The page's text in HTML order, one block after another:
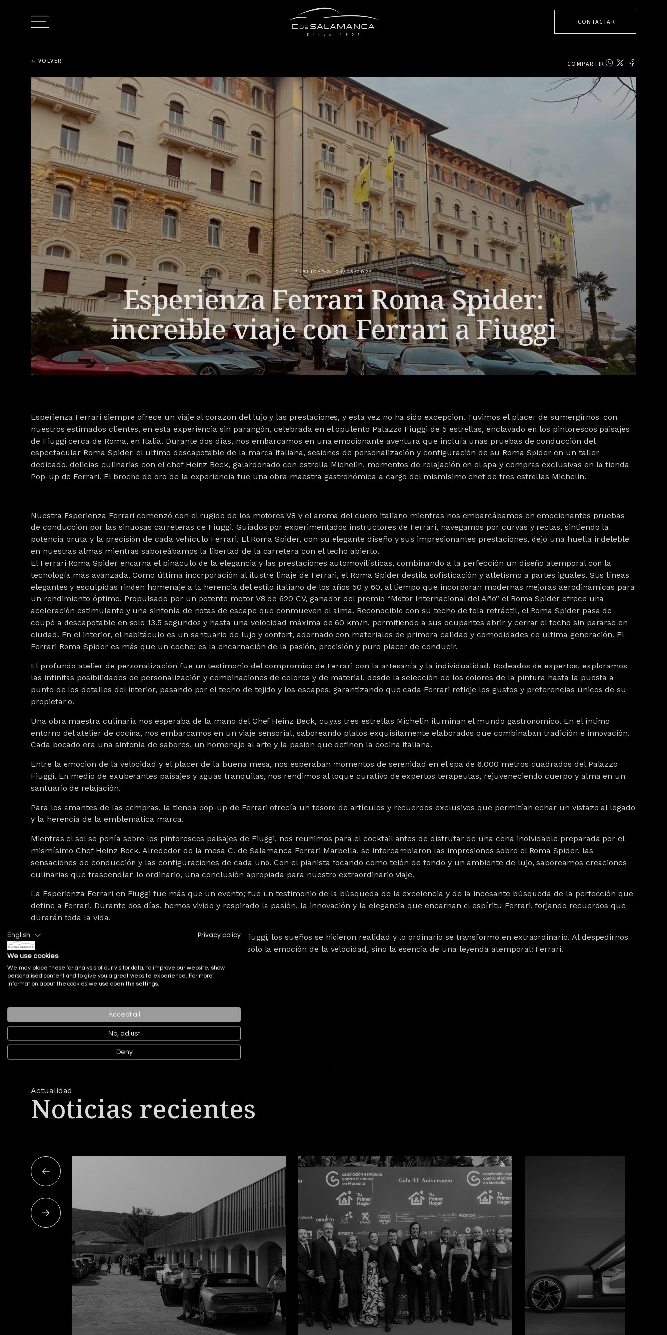
CONTACTAR
VOLVER COMPARTIR
PUBLICADO: 04/03/2024
Esperienza Ferrari Roma Spider:
increible viaje con Ferrari a Fiuggi
Esperienza Ferrari siempre ofrece un viaje al corazón del lujo y las prestaciones, y esta vez no ha sido excepción. Tuvimos el placer de sumergirnos, con
nuestros estimados clientes, en esta experiencia sin parangón, celebrada en el opulento Palazzo Fiuggi de 5 estrellas, enclavado en los pintorescos paisajes
de Fiuggi cerca de Roma, en Italia. Durante dos días, nos embarcamos en una emocionante aventura que incluía unas pruebas de conducción del
espectacular Roma Spider, el ultimo descapotable de la marca italiana, sesiones de personalización y configuración de su Roma Spider en un taller
dedicado, delicias culinarias con el chef Heinz Beck, galardonado con estrella Michelin, momentos de relajación en el spa y compras exclusivas en la tienda
Pop-up de Ferrari. El broche de oro de la experiencia fue una obra maestra gastronómica a cargo del mismísimo chef de tres estrellas Michelin.
Nuestra Esperienza Ferrari comenzó con el rugido de los motores V8 y el aroma del cuero italiano mientras nos embarcábamos en emocionantes pruebas
de conducción por las sinuosas carreteras de Fiuggi. Guiados por experimentados instructores de Ferrari, navegamos por curvas y rectas, sintiendo la
potencia bruta y la precisión de cada vehículo Ferrari. El Roma Spider, con su elegante diseño y sus impresionantes prestaciones, dejó una huella indeleble
en nuestras almas mientras saboreábamos la libertad de la carretera con el techo abierto.
El Ferrari Roma Spider encarna el pináculo de la elegancia y las prestaciones automovilísticas, combinando a la perfección un diseño atemporal con la
tecnología más avanzada. Como última incorporación al ilustre linaje de Ferrari, el Roma Spider destila sofisticación y atletismo a partes iguales. Sus líneas
elegantes y esculpidas rinden homenaje a la herencia del estilo italiano de los años 50 y 60, al tiempo que incorporan modernas mejoras aerodinámicas para
un rendimiento óptimo. Propulsado por un potente motor V8 de 620 CV, ganador del premio “Motor Internacional del Año” el Roma Spider ofrece una
aceleración estimulante y una sinfonía de notas de escape que conmueven el alma. Reconocible con su techo de tela retráctil, el Roma Spider pasa de
coupé a descapotable en solo 13.5 segundos y hasta una velocidad máxima de 60 km/h, permitiendo a sus ocupantes abrir y cerrar el techo sin pararse en
ciudad. En el interior, el habitáculo es un santuario de lujo y confort, adornado con materiales de primera calidad y comodidades de última generación. El
Ferrari Roma Spider es más que un coche; es la encarnación de la pasión, precisión y puro placer de conducir.
El profundo atelier de personalización fue un testimonio del compromiso de Ferrari con la artesanía y la individualidad. Rodeados de expertos, exploramos
las infinitas posibilidades de personalización y combinaciones de colores y de material, desde la selección de los colores de la pintura hasta la puesta a
punto de los detalles del interior, pasando por el techo de tejido y los escapes, garantizando que cada Ferrari refleje los gustos y preferencias únicos de su
propietario.
Una obra maestra culinaria nos esperaba de la mano del Chef Heinz Beck, cuyas tres estrellas Michelin iluminan el mundo gastronómico. En el íntimo
entorno del atelier de cocina, nos embarcamos en un viaje sensorial, saboreando platos exquisitamente elaborados que combinaban tradición e innovación.
Cada bocado era una sinfonía de sabores, un homenaje al arte y la pasión que definen la cocina italiana.
Entre la emoción de la velocidad y el placer de la buena mesa, nos esperaban momentos de serenidad en el spa de 6.000 metros cuadrados del Palazzo
Fiuggi. En medio de exuberantes paisajes y aguas tranquilas, nos rendimos al toque curativo de expertos terapeutas, rejuveneciendo cuerpo y alma en un
santuario de relajación.
Para los amantes de las compras, la tienda pop-up de Ferrari ofrecía un tesoro de artículos y recuerdos exclusivos que permitían echar un vistazo al legado
y la herencia de la emblemática marca.
Mientras el sol se ponía sobre los pintorescos paisajes de Fiuggi, nos reunimos para el cocktail antes de disfrutar de una cena inolvidable preparada por el
mismísimo Chef Heinz Beck. Alrededor de la mesa C. de Salamanca Ferrari Marbella, se intercambiaron las impresiones sobre el Roma Spider, las
sensaciones de conducción y las configuraciones de cada uno. Con el pianista tocando como telón de fondo y un ambiente de lujo, saboreamos creaciones
culinarias que trascendían lo ordinario, una conclusión apropiada para nuestro extraordinario viaje.
La Esperienza Ferrari en Fiuggi fue más que un evento; fue un testimonio de la búsqueda de la excelencia y de la incesante búsqueda de la perfección que
define a Ferrari. Durante dos días, hemos vivido y respirado la pasión, la innovación y la elegancia que encarnan el espíritu Ferrari, forjando recuerdos que
durarán toda la vida.
En el corazón de Italia, entre las ondulantes colinas de Fiuggi, los sueños se hicieron realidad y lo ordinario se transformó en extraordinario. Al despedirnos
de este encantador oasis, nos llevamos con nosotros no sólo la emoción de la velocidad, sino la esencia de una leyenda atemporal: Ferrari.
Actualidad
Noticias recientes
English Privacy policy
We use cookies
We may place these for analysis of our visitor data, to improve our website, show
personalised content and to give you a great website experience. For more
information about the cookies we use open the settings.
Accept all
No, adjust
Deny